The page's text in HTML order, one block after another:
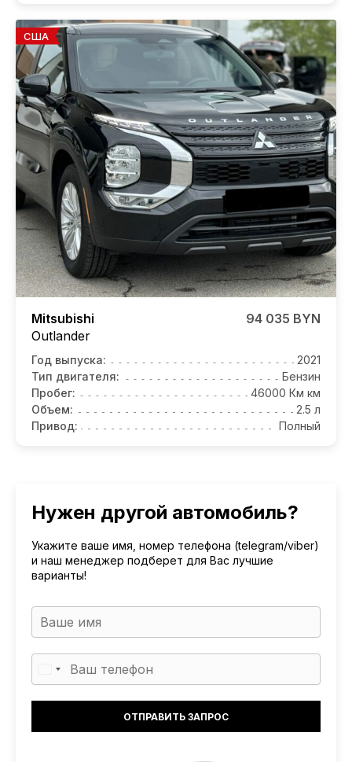
США
Mitsubishi
Outlander
94 035 BYN
Год выпуска:
2021
Тип двигателя:
Бензин
Пробег:
46000 Км км
Объем:
2.5 л
Привод:
Полный
Нужен другой автомобиль?
Укажите ваше имя, номер телефона (telegram/viber)
и наш менеджер подберет для Вас лучшие
варианты!